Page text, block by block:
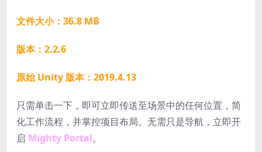
文件大小：36.8 MB
版本：2.2.6
原始 Unity 版本：2019.4.13
只需单击一下，即可立即传送至场景中的任何位置，简
化工作流程，并掌控项目布局。无需只是导航，立即开
启 Mighty Portal。